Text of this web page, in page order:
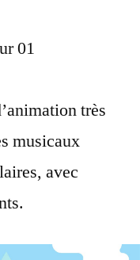
01
très
musicaux
avec